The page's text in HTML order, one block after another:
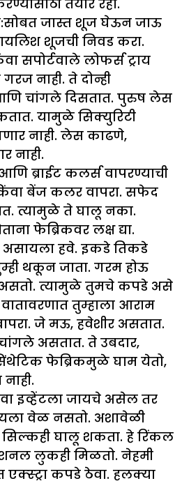
तयार रहा.
जास्त शूज घेऊन जाऊ
शूजची निवड करा.
सपोर्टवाले लोफर्स ट्राय
नाही. ते दोन्ही
चांगले दिसतात. पुरुष लेस
यामुळे सिक्युरिटी
नाही. लेस काढणे,
नाही.
आणि ब्राईट कलर्स वापरण्याची
बेंज कलर वापरा. सफेद
त्यामुळे ते घालू नका.
फेब्रिकवर लक्ष द्या.
हवे. इकडे तिकडे
थकून जाता. गरम होऊ
असतो. त्यामुळे तुमचे कपडे असे
तुम्हाला आराम
जे मऊ, हवेशीर असतात.
असतात. ते उबदार,
फेब्रिकमुळे घाम येतो,
इव्हेंटला जायचे असेल तर
वेळ नसतो. अशावेळी
सिल्कही घालू शकता. हे रिंकल
लुकही मिळतो. नेहमी
कपडे ठेवा. हलक्या